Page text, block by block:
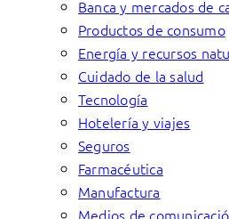
Banca y mercados de
Productos de consumo
Energía y recursos
Cuidado de la salud
Tecnología
Hotelería y viajes
Seguros
Farmacéutica
Manufactura
Medios de